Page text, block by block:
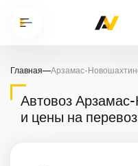
Главная—Арзамас-
Автовоз
и цены на